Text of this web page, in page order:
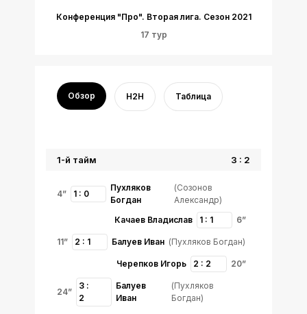
Конференция "Про". Вторая лига. Сезон 2021
17 тур
Обзор H2H Таблица
4” 1 : 0
Пухляков
Богдан
(Созонов
Александр)
6”
1 : 1
Качаев Владислав
11” 2 : 1 Балуев Иван (Пухляков Богдан)
20”
2 : 2
Черепков Игорь
24”
3 :
2
Балуев
Иван
(Пухляков
Богдан)
1-й тайм 3 : 2